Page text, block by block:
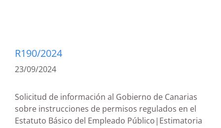
R190/2024
23/09/2024
Solicitud de información al Gobierno de Canarias
sobre instrucciones de permisos regulados en el
Estatuto Básico del Empleado Público|Estimatoria